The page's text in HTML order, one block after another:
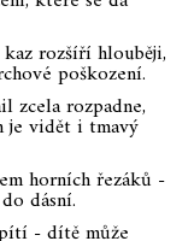
rozšíří hlouběji,
poškození.
zcela rozpadne,
je vidět i tmavý
horních řezáků -
dásní.